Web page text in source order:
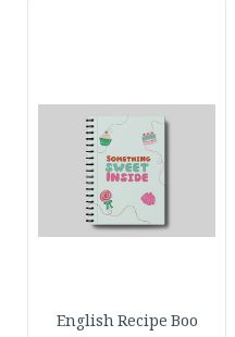
English Recipe Boo